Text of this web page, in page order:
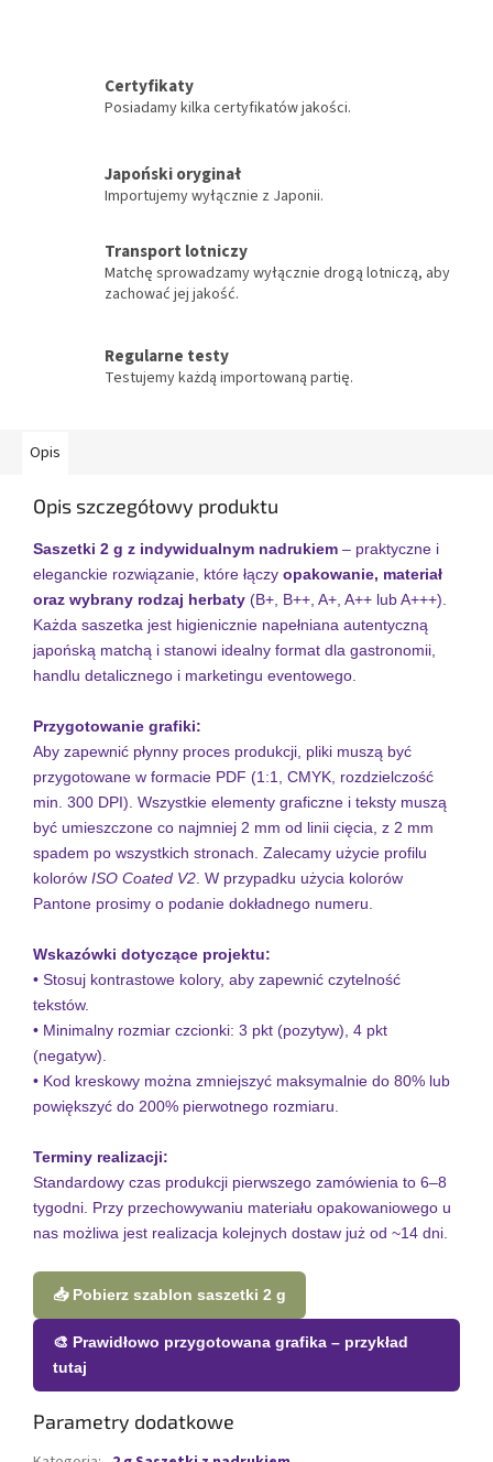
Certyfikaty
Posiadamy kilka certyfikatów jakości.
Japoński oryginał
Importujemy wyłącznie z Japonii.
Transport lotniczy
Matchę sprowadzamy wyłącznie drogą lotniczą, aby
zachować jej jakość.
Regularne testy
Testujemy każdą importowaną partię.
Opis
Opis szczegółowy produktu
Saszetki 2 g z indywidualnym nadrukiem – praktyczne i
eleganckie rozwiązanie, które łączy opakowanie, materiał
oraz wybrany rodzaj herbaty (B+, B++, A+, A++ lub A+++).
Każda saszetka jest higienicznie napełniana autentyczną
japońską matchą i stanowi idealny format dla gastronomii,
handlu detalicznego i marketingu eventowego.
Przygotowanie grafiki:
Aby zapewnić płynny proces produkcji, pliki muszą być
przygotowane w formacie PDF (1:1, CMYK, rozdzielczość
min. 300 DPI). Wszystkie elementy graficzne i teksty muszą
być umieszczone co najmniej 2 mm od linii cięcia, z 2 mm
spadem po wszystkich stronach. Zalecamy użycie profilu
kolorów ISO Coated V2. W przypadku użycia kolorów
Pantone prosimy o podanie dokładnego numeru.
Wskazówki dotyczące projektu:
• Stosuj kontrastowe kolory, aby zapewnić czytelność
tekstów.
• Minimalny rozmiar czcionki: 3 pkt (pozytyw), 4 pkt
(negatyw).
• Kod kreskowy można zmniejszyć maksymalnie do 80% lub
powiększyć do 200% pierwotnego rozmiaru.
Terminy realizacji:
Standardowy czas produkcji pierwszego zamówienia to 6–8
tygodni. Przy przechowywaniu materiału opakowaniowego u
nas możliwa jest realizacja kolejnych dostaw już od ~14 dni.
📥 Pobierz szablon saszetki 2 g
🎨 Prawidłowo przygotowana grafika – przykład
tutaj
Parametry dodatkowe